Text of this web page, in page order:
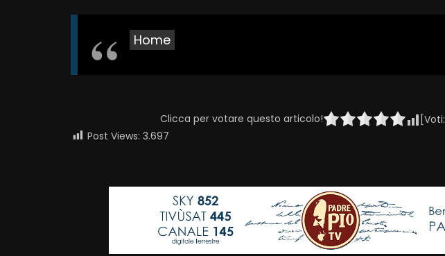
Home
Clicca per votare questo articolo! [Voti:
Post Views: 3.697